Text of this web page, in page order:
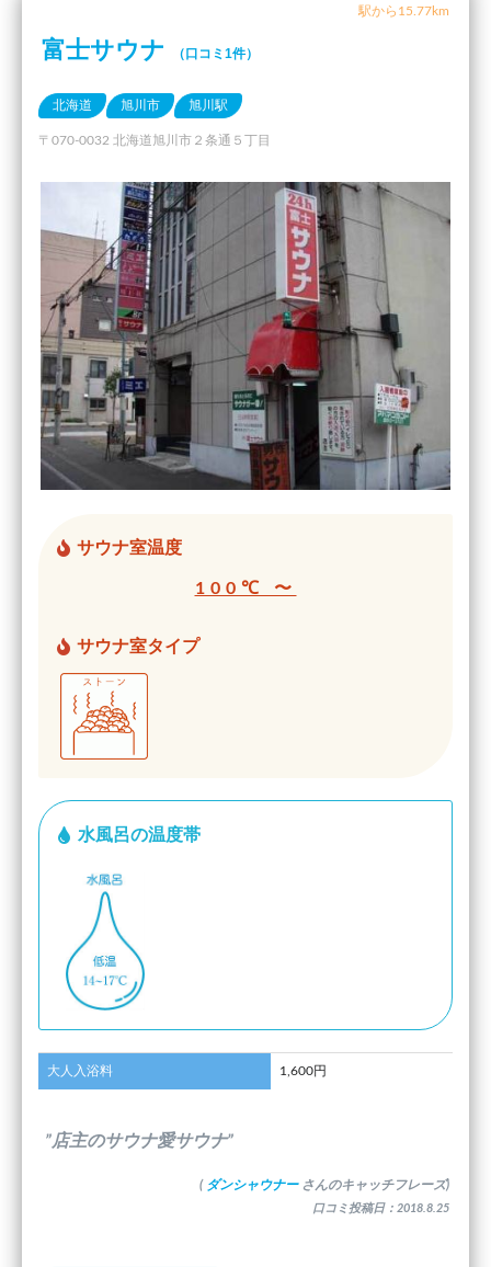
駅から15.77km
富士サウナ （口コミ1件）
北海道 旭川市 旭川駅
〒070-0032 北海道旭川市２条通５丁目
サウナ室温度
100℃ 〜
サウナ室タイプ
水風呂の温度帯
大人入浴料 1,600円
”店主のサウナ愛サウナ”
( ダンシャウナー さんのキャッチフレーズ)
口コミ投稿日：2018.8.25